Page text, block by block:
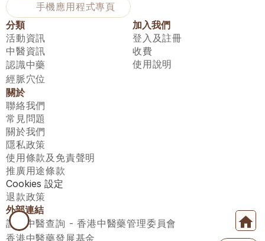
手機應用程式專頁
分類
活動資訊
中醫資訊
認識中藥
經脈穴位
加入我們
登入及註冊
收費
使用說明
關於
聯絡我們
常見問題
關於我們
隱私政策
使用條款及免責聲明
推廣用途條款
Cookies 設定
退款政策
外部連結
註冊中醫查詢 - 香港中醫藥管理委員會
香港中醫藥發展基金